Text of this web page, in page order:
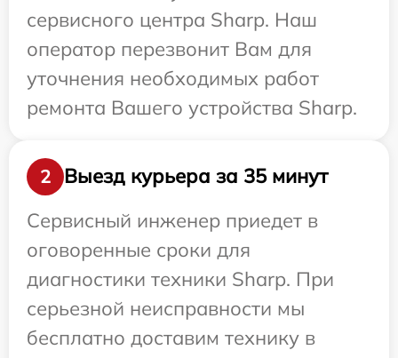
сервисного центра Sharp. Наш
оператор перезвонит Вам для
уточнения необходимых работ
ремонта Вашего устройства Sharp.
2
Выезд курьера за 35 минут
Сервисный инженер приедет в
оговоренные сроки для
диагностики техники Sharp. При
серьезной неисправности мы
бесплатно доставим технику в